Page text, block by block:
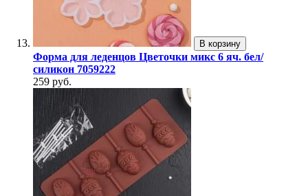
В корзину
Форма для леденцов Цветочки микс 6 яч. бел/
силикон 7059222
259 руб.